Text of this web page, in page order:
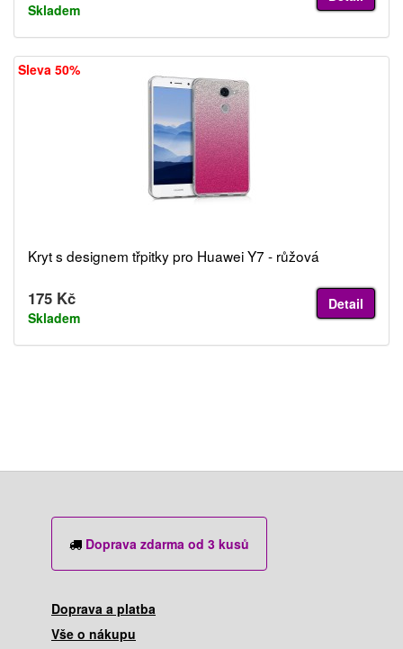
Skladem
Sleva 50%
Kryt s designem třpitky pro Huawei Y7 - růžová
175 Kč
Skladem
Detail
Doprava zdarma od 3 kusů
Doprava a platba
Vše o nákupu